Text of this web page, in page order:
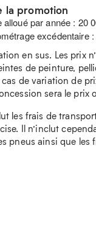
la promotion
alloué par année : 20
excédentaire
en sus. Les prix
de peinture,
de variation de
sera le prix
les frais de
Il n’inclut
pneus ainsi que les